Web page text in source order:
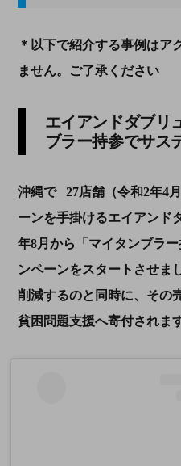
＊以下で紹介する事例はア
ません。ご了承ください
エイアンドダブリ
ブラー持参でサス
沖縄で27店舗（令和2年4月
ーンを手掛けるエイアンド
年8月から「マイタンブラ
ンペーンをスタートさせま
削減するのと同時に、その
貧困問題支援へ寄付されます